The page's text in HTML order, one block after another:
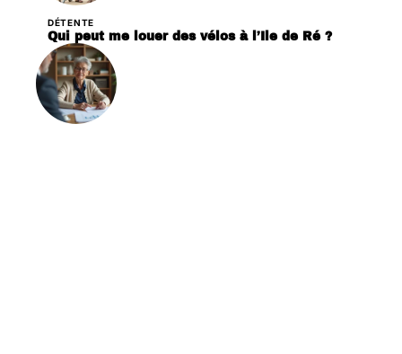
DÉTENTE
Qui peut me louer des vélos à l’Ile de Ré ?